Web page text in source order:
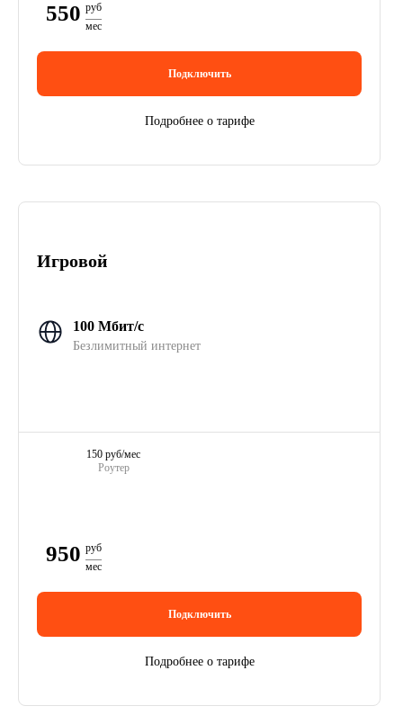
550 руб
мес
Подключить
Подробнее о тарифе
Игровой
100 Мбит/с
Безлимитный интернет
Роутер
150 руб/мес
950 руб
мес
Подключить
Подробнее о тарифе